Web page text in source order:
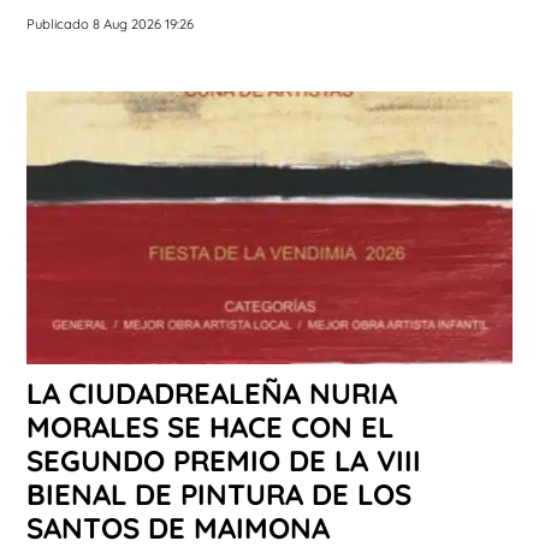
Publicado 8 Aug 2026 19:26
LA CIUDADREALEÑA NURIA
MORALES SE HACE CON EL
SEGUNDO PREMIO DE LA VIII
BIENAL DE PINTURA DE LOS
SANTOS DE MAIMONA